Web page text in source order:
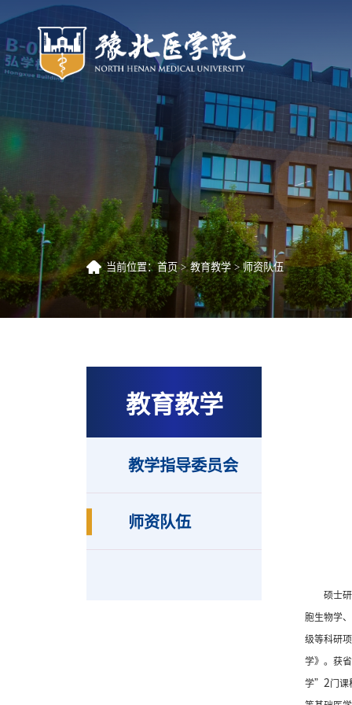
当前位置：首页 教育教学 师资队伍
教育教学
教学指导委员会
师资队伍
硕士
胞生物学
级等科研
学》。获
学” 2门课